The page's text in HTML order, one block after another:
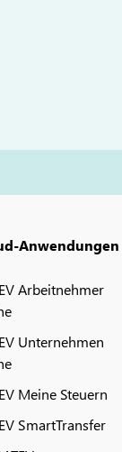
Anwendungen
Arbeitnehmer
Unternehmen
Meine Steuern
SmartTransfer